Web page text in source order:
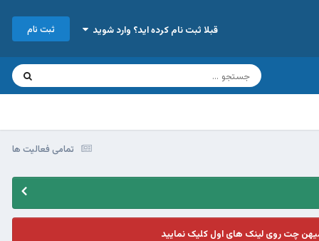
قبلا ثبت نام کرده اید؟ وارد شوید ثبت نام
تمامی فعالیت ها
چت روی لینک های اول کلیک نمایید